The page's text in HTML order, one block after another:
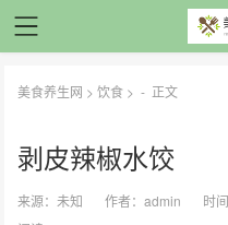
美食养生网 >饮食 > - 正文
剥皮辣椒水饺
来源：未知 作者：admin
时